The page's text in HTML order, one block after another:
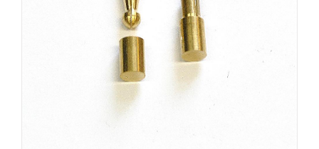
Optionen
können
auf
der
Produktseite